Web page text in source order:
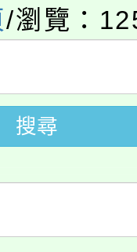
度學生
住民語歌
年度第
選結果(
年度第
選結果(
大學推廣
通分析基
輔導中心
府辦理
影音徵選
度學生
/瀏覽：
搜尋